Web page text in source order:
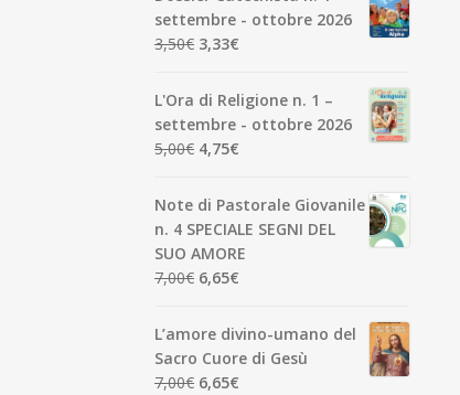
settembre - ottobre 2026
3,50€ Il
originale
era:
3,50€.
3,33€
attuale
è:
L'Ora di Religione n. 1 –
settembre - ottobre 2026
5,00€ Il
originale
era:
5,00€.
4,75€
attuale
è:
4,75€.
Note di Pastorale Giovanile
n. 4 SPECIALE SEGNI DEL
SUO AMORE
7,00€ Il
originale
era:
7,00€.
6,65€
attuale
L’amore divino-umano del
Sacro Cuore di Gesù
7,00€ Il
6,65€